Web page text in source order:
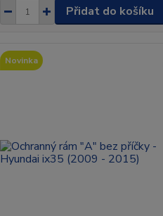
Přidat do košíku
Novinka